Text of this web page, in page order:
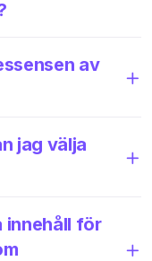
av
jag välja
innehåll för